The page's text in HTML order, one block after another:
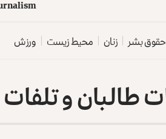
l
a
n
r
Support
حقوق بشر زنان محیط زیست ورزش
طالبان و